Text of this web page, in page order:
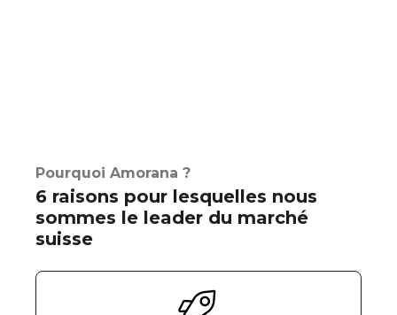
Pourquoi Amorana ?
6 raisons pour lesquelles nous
sommes le leader du marché
suisse